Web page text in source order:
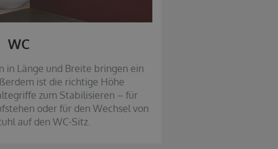
WC
in Länge und Breite bringen ein
ist die richtige Höhe
zum Stabilisieren – für
oder für den Wechsel von
auf den WC-Sitz.